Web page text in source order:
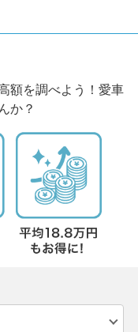
額を調べよう！愛車
か？